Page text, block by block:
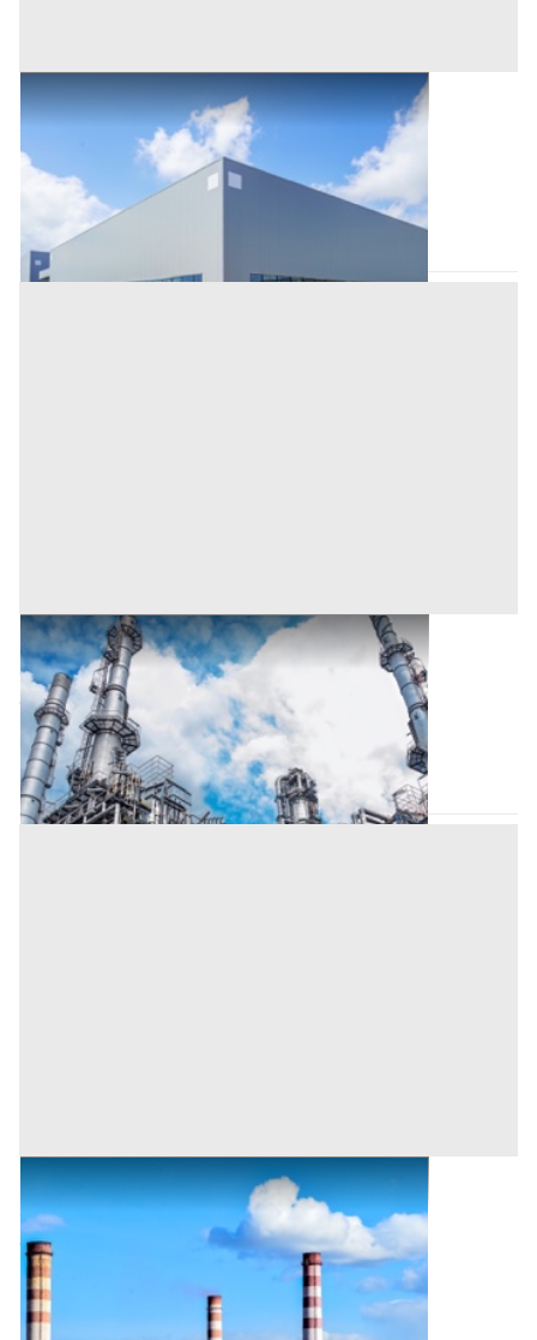
Bene Generico all'asta a Nuoro
Tortolì
10.000 €
Codice asta:
Asta chiusa
Opificio Industriale all'asta a Nuoro
Tortolì (Nuoro)
Offerta minima
2.083.500 € 2.778.000 €
Codice asta:BM823566
Asta chiusa
Opifici all'asta a Nuoro
Tortolì
Offerta minima
328.296 € 437.728 €
Codice asta:
CT143465
Asta chiusa